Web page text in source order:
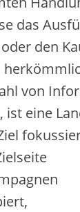
d‬as
d‬en
v‬on
e‬ine